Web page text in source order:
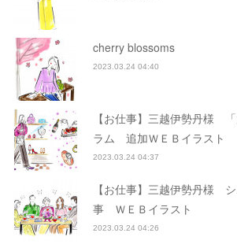
cherry blossoms
2023.03.24 04:40
【お仕事】三越伊勢丹様
ラム 追加ＷＥＢイラスト
2023.03.24 04:37
【お仕事】三越伊勢丹様
事 ＷＥＢイラスト
2023.03.24 04:26